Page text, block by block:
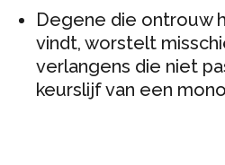
Degene die ontrouw
vindt, worstelt
verlangens die niet
keurslijf van een